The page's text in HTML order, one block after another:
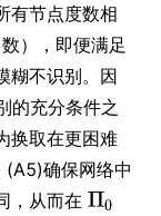
有节点度数相
），即便满足
糊不识别。因
的充分条件之
换取在更困难
(A5)确保网络中
，从而在